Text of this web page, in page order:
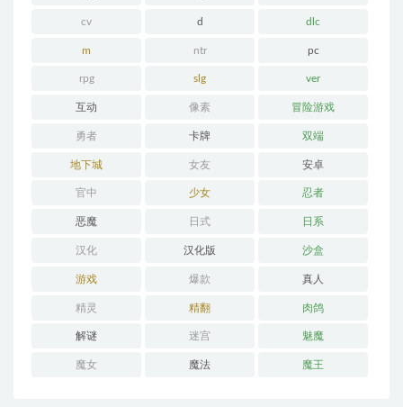
cv d dlc
m ntr pc
rpg slg ver
互动 像素 冒险游戏
勇者 卡牌 双端
地下城 女友 安卓
官中 少女 忍者
恶魔 日式 日系
汉化 汉化版 沙盒
游戏 爆款 真人
精灵 精翻 肉鸽
解谜 迷宫 魅魔
魔女 魔法 魔王